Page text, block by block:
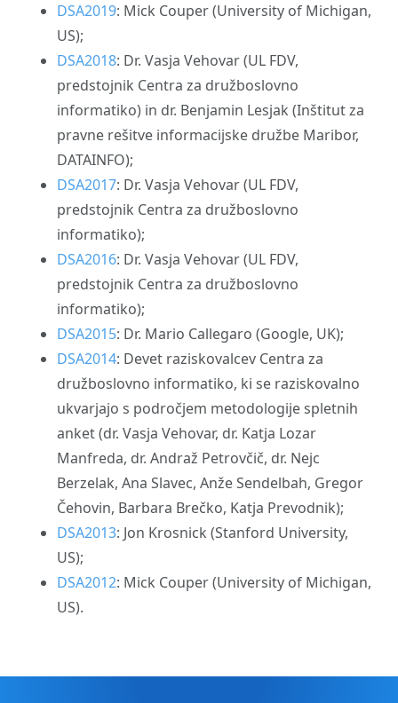
DSA2019: Mick Couper (University of Michigan,
US);
DSA2018: Dr. Vasja Vehovar (UL FDV,
predstojnik Centra za družboslovno
informatiko) in dr. Benjamin Lesjak (Inštitut za
pravne rešitve informacijske družbe Maribor,
DATAINFO);
DSA2017: Dr. Vasja Vehovar (UL FDV,
predstojnik Centra za družboslovno
informatiko);
DSA2016: Dr. Vasja Vehovar (UL FDV,
predstojnik Centra za družboslovno
informatiko);
DSA2015: Dr. Mario Callegaro (Google, UK);
DSA2014: Devet raziskovalcev Centra za
družboslovno informatiko, ki se raziskovalno
ukvarjajo s področjem metodologije spletnih
anket (dr. Vasja Vehovar, dr. Katja Lozar
Manfreda, dr. Andraž Petrovčič, dr. Nejc
Berzelak, Ana Slavec, Anže Sendelbah, Gregor
Čehovin, Barbara Brečko, Katja Prevodnik);
DSA2013: Jon Krosnick (Stanford University,
US);
DSA2012: Mick Couper (University of Michigan,
US).